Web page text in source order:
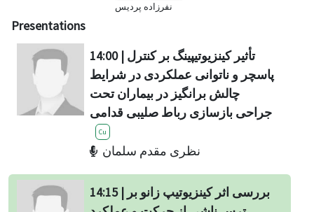
نفرزاده پردیس
Presentations
14:00 | تأثیر کینزیوتیپینگ بر کنترل
پاسچر و ناتوانی عملکردی در شرایط
چالش برانگیز در بیماران تحت
جراحی بازسازی رباط صلیبی قدامی
Cu
نظری مقدم سلمان
14:15 | بررسی اثر کینزیوتیپ زانو بر